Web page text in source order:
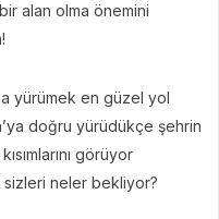
alan olma önemini
yürümek en güzel yol
doğru yürüdükçe şehrin
görüyor
sizleri neler bekliyor?